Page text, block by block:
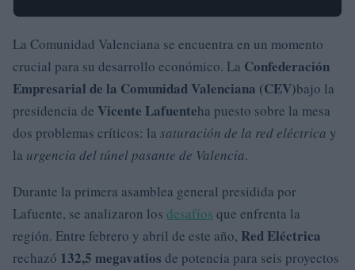
La Comunidad Valenciana se encuentra en un momento
crucial para su desarrollo económico. La Confederación
Empresarial de la Comunidad Valenciana (CEV)bajo la
presidencia de Vicente Lafuenteha puesto sobre la mesa
dos problemas críticos: la saturación de la red eléctrica y
la urgencia del túnel pasante de Valencia.
Durante la primera asamblea general presidida por
Lafuente, se analizaron los desafíos que enfrenta la
región. Entre febrero y abril de este año, Red Eléctrica
rechazó 132,5 megavatios de potencia para seis proyectos